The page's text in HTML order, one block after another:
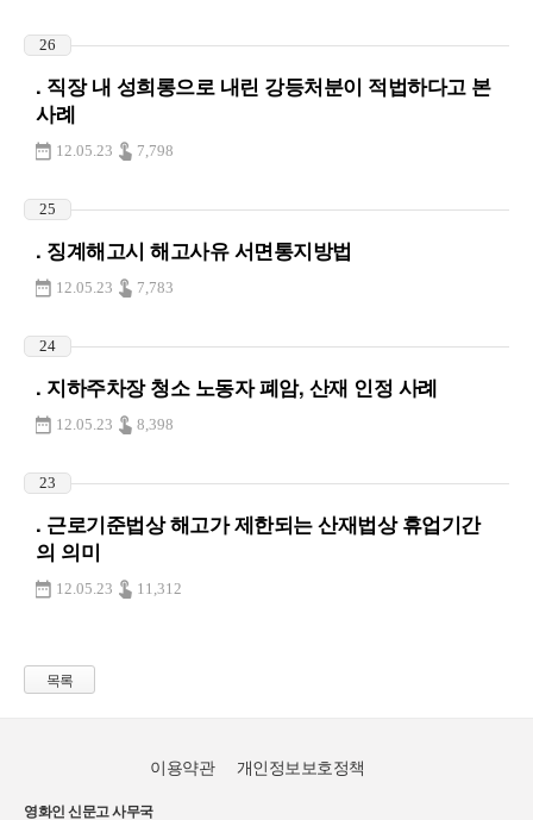
26
. 직장 내 성희롱으로 내린 강등처분이 적법하다고 본
사례
12.05.23 7,798
25
. 징계해고시 해고사유 서면통지방법
12.05.23 7,783
24
. 지하주차장 청소 노동자 폐암, 산재 인정 사례
12.05.23 8,398
23
. 근로기준법상 해고가 제한되는 산재법상 휴업기간
의 의미
12.05.23 11,312
목록
이용약관 개인정보보호정책
영화인 신문고 사무국